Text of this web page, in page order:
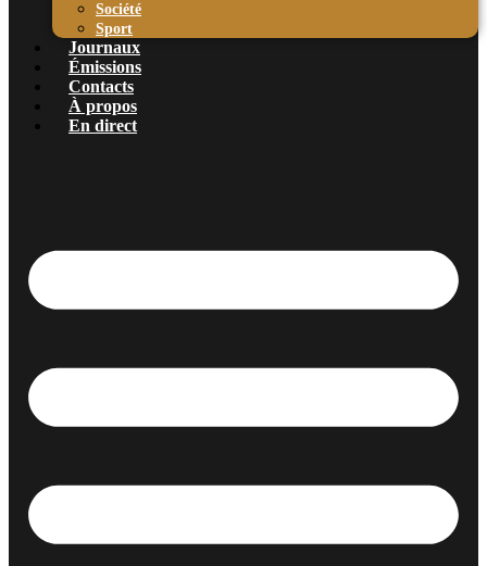
Société
Sport
Journaux
Émissions
Contacts
À propos
En direct